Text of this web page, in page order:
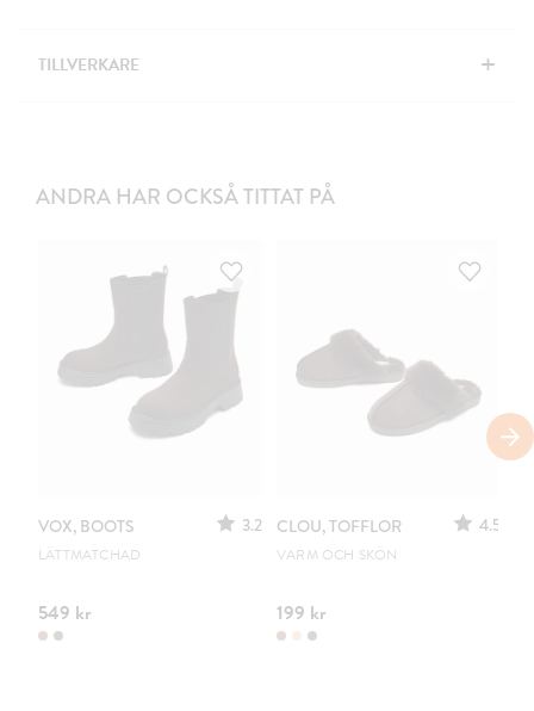
TILLVERKARE +
ANDRA HAR OCKSÅ TITTAT PÅ
VOX, BOOTS 3.2
LÄTTMATCHAD
549 kr
CLOU, TOFFLOR 4.5
VARM OCH SKÖN
199 kr